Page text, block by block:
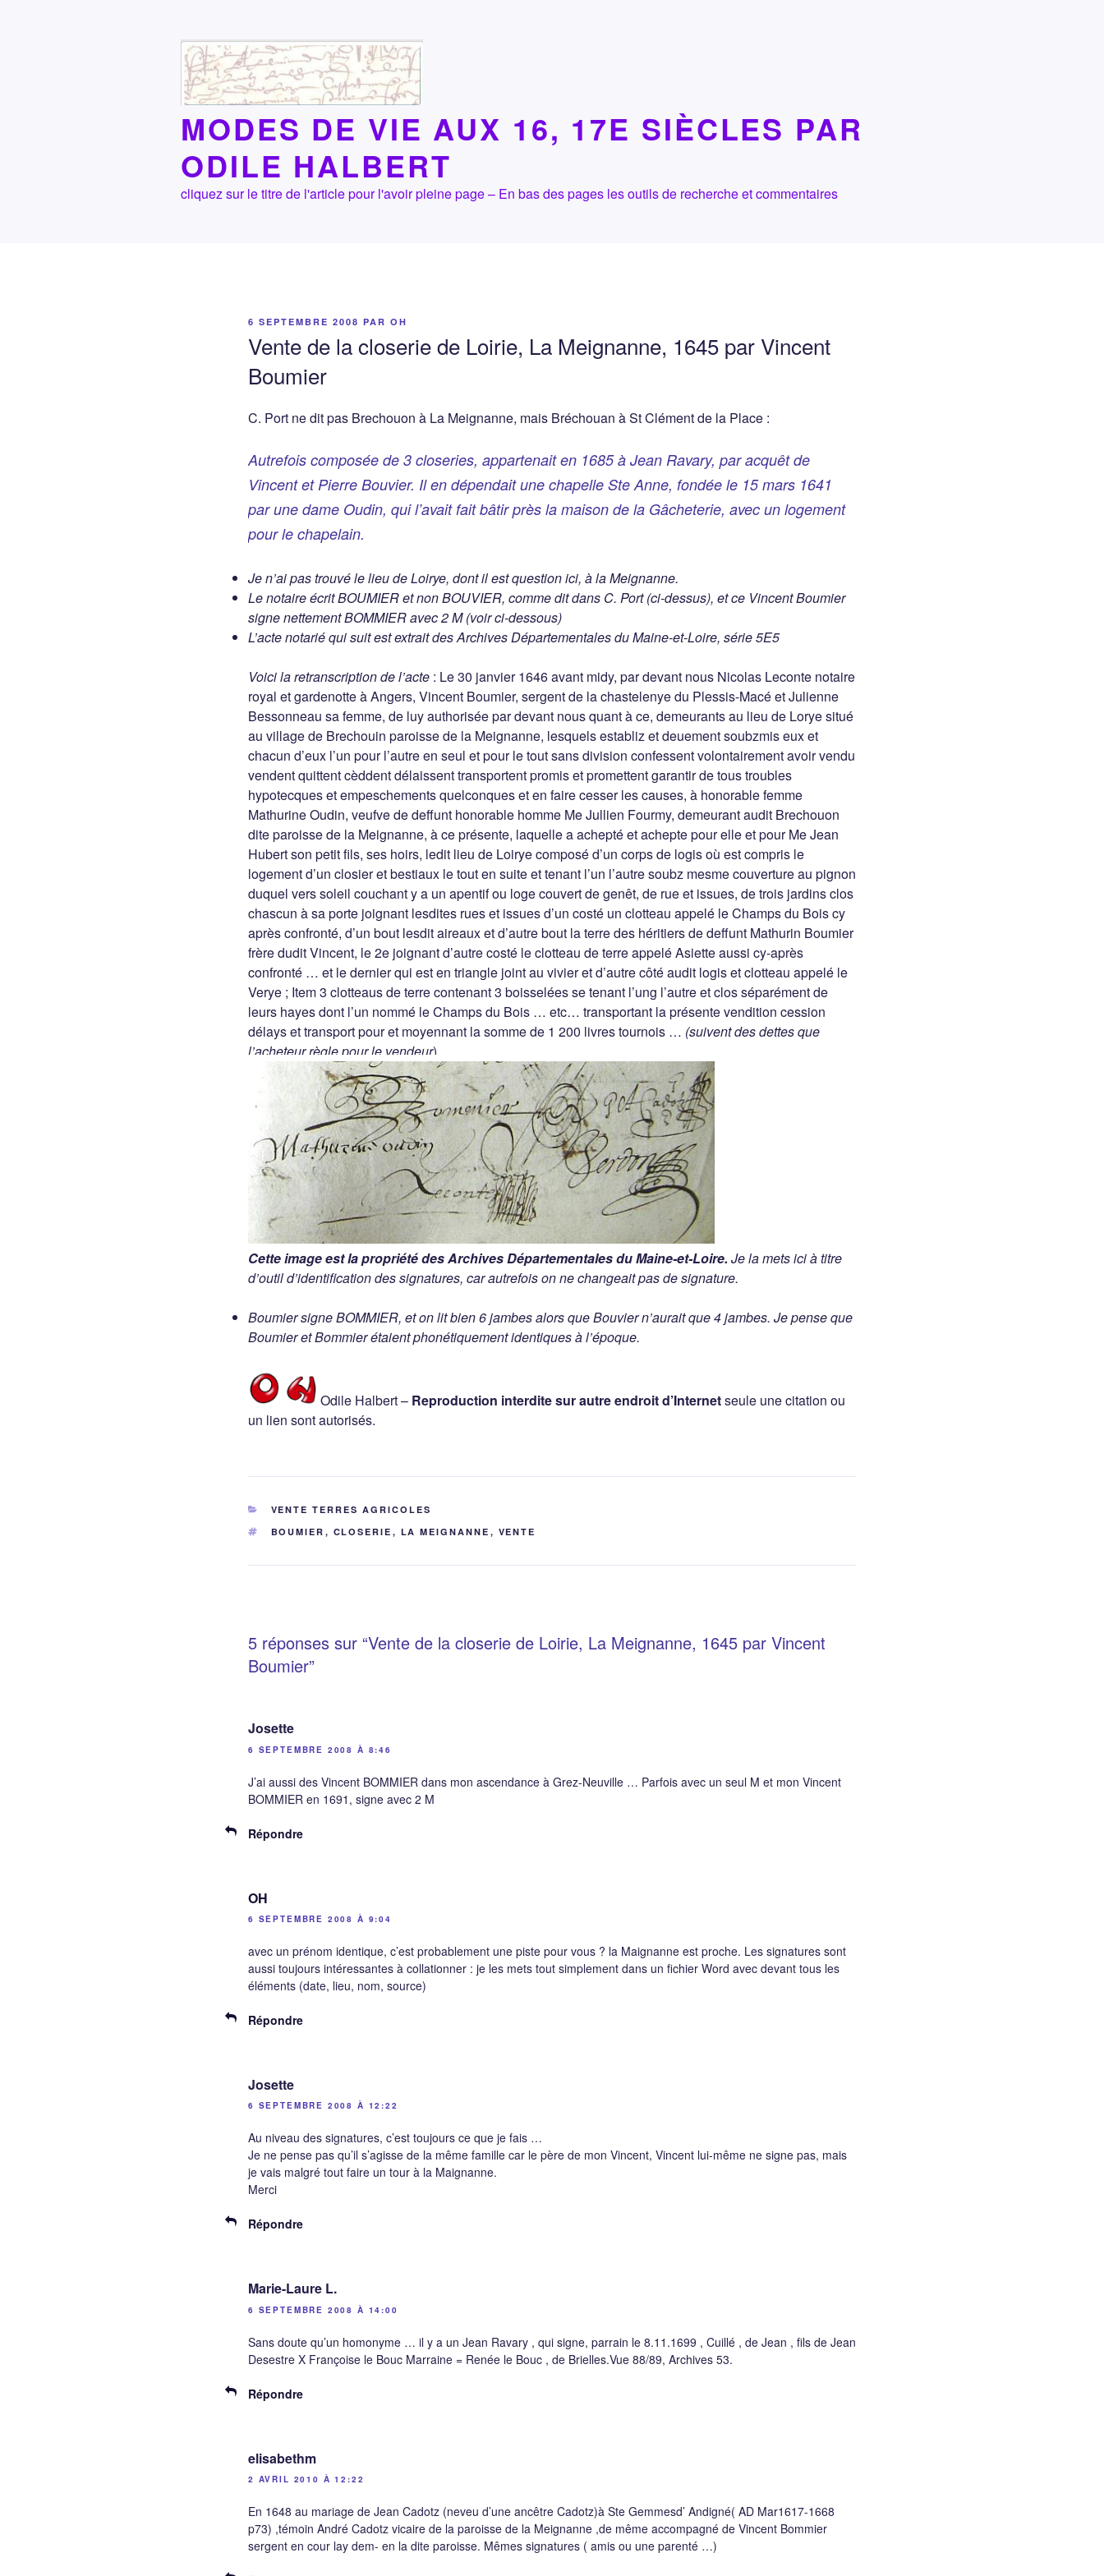
MODES DE VIE AUX 16, 17E SIÈCLES PAR
ODILE HALBERT
cliquez sur le titre de l'article pour l'avoir pleine page – En bas des pages les outils de recherche et commentaires
PUBLIÉ
6 SEPTEMBRE 2008 PAR OH
Vente de la closerie de Loirie, La Meignanne, 1645 par Vincent
Boumier
C. Port ne dit pas Brechouon à La Meignanne, mais Bréchouan à St Clément de la Place :
Autrefois composée de 3 closeries, appartenait en 1685 à Jean Ravary, par acquêt de
Vincent et Pierre Bouvier. Il en dépendait une chapelle Ste Anne, fondée le 15 mars 1641
par une dame Oudin, qui l’avait fait bâtir près la maison de la Gâcheterie, avec un logement
pour le chapelain.
Je n’ai pas trouvé le lieu de Loirye, dont il est question ici, à la Meignanne.
Le notaire écrit BOUMIER et non BOUVIER, comme dit dans C. Port (ci-dessus), et ce Vincent Boumier
signe nettement BOMMIER avec 2 M (voir ci-dessous)
L’acte notarié qui suit est extrait des Archives Départementales du Maine-et-Loire, série 5E5
Voici la retranscription de l’acte : Le 30 janvier 1646 avant midy, par devant nous Nicolas Leconte notaire
royal et gardenotte à Angers, Vincent Boumier, sergent de la chastelenye du Plessis-Macé et Julienne
Bessonneau sa femme, de luy authorisée par devant nous quant à ce, demeurants au lieu de Lorye situé
au village de Brechouin paroisse de la Meignanne, lesquels establiz et deuement soubzmis eux et
chacun d’eux l’un pour l’autre en seul et pour le tout sans division confessent volontairement avoir vendu
vendent quittent cèddent délaissent transportent promis et promettent garantir de tous troubles
hypotecques et empeschements quelconques et en faire cesser les causes, à honorable femme
Mathurine Oudin, veufve de deffunt honorable homme Me Jullien Fourmy, demeurant audit Brechouon
dite paroisse de la Meignanne, à ce présente, laquelle a achepté et achepte pour elle et pour Me Jean
Hubert son petit fils, ses hoirs, ledit lieu de Loirye composé d’un corps de logis où est compris le
logement d’un closier et bestiaux le tout en suite et tenant l’un l’autre soubz mesme couverture au pignon
duquel vers soleil couchant y a un apentif ou loge couvert de genêt, de rue et issues, de trois jardins clos
chascun à sa porte joignant lesdites rues et issues d’un costé un clotteau appelé le Champs du Bois cy
après confronté, d’un bout lesdit aireaux et d’autre bout la terre des héritiers de deffunt Mathurin Boumier
frère dudit Vincent, le 2e joignant d’autre costé le clotteau de terre appelé Asiette aussi cy-après
confronté … et le dernier qui est en triangle joint au vivier et d’autre côté audit logis et clotteau appelé le
Verye ; Item 3 clotteaus de terre contenant 3 boisselées se tenant l’ung l’autre et clos séparément de
leurs hayes dont l’un nommé le Champs du Bois … etc… transportant la présente vendition cession
délays et transport pour et moyennant la somme de 1 200 livres tournois … (suivent des dettes que
l’acheteur règle pour le vendeur),
Cette image est la propriété des Archives Départementales du Maine-et-Loire. Je la mets ici à titre
d’outil d’identification des signatures, car autrefois on ne changeait pas de signature.
Boumier signe BOMMIER, et on lit bien 6 jambes alors que Bouvier n’aurait que 4 jambes. Je pense que
Boumier et Bommier étaient phonétiquement identiques à l’époque.
Odile Halbert – Reproduction interdite sur autre endroit d’Internetseule une citation ou
un lien sont autorisés.
CATÉGORIES
VENTE TERRES AGRICOLES
ÉTIQUETTES
BOUMIER , CLOSERIE , LA MEIGNANNE , VENTE
5 réponses sur “Vente de la closerie de Loirie, La Meignanne, 1645 par Vincent
Boumier”
Josette
6 SEPTEMBRE 2008 À 8:46
J’ai aussi des Vincent BOMMIER dans mon ascendance à Grez-Neuville … Parfois avec un seul M et mon Vincent
BOMMIER en 1691, signe avec 2 M
Répondre
OH
6 SEPTEMBRE 2008 À 9:04
avec un prénom identique, c’est probablement une piste pour vous ? la Maignanne est proche. Les signatures sont
aussi toujours intéressantes à collationner : je les mets tout simplement dans un fichier Word avec devant tous les
éléments (date, lieu, nom, source)
Répondre
Josette
6 SEPTEMBRE 2008 À 12:22
Au niveau des signatures, c’est toujours ce que je fais …
Je ne pense pas qu’il s’agisse de la même famille car le père de mon Vincent, Vincent lui-même ne signe pas, mais
je vais malgré tout faire un tour à la Maignanne.
Merci
Répondre
Marie-Laure L.
6 SEPTEMBRE 2008 À 14:00
Sans doute qu’un homonyme … il y a un Jean Ravary , qui signe, parrain le 8.11.1699 , Cuillé , de Jean , fils de Jean
Desestre X Françoise le Bouc Marraine = Renée le Bouc , de Brielles.Vue 88/89, Archives 53.
Répondre
elisabethm
2 AVRIL 2010 À 12:22
En 1648 au mariage de Jean Cadotz (neveu d’une ancêtre Cadotz)à Ste Gemmesd’ Andigné( AD Mar1617-1668
p73) ,témoin André Cadotz vicaire de la paroisse de la Meignanne ,de même accompagné de Vincent Bommier
sergent en cour lay dem- en la dite paroisse. Mêmes signatures ( amis ou une parenté …)